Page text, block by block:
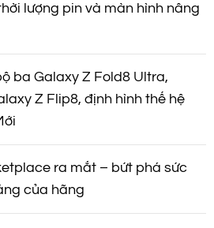
lượng pin và màn hình nâng
ba Galaxy Z Fold8 Ultra,
Z Flip8, định hình thế hệ
ra mắt – bứt phá sức
của hãng